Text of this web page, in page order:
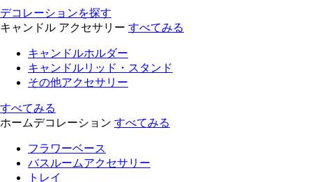
デコレーションを探す
キャンドル アクセサリー すべてみる
キャンドルホルダー
キャンドルリッド・スタンド
その他アクセサリー
すべてみる
ホームデコレーション すべてみる
フラワーベース
バスルームアクセサリー
トレイ